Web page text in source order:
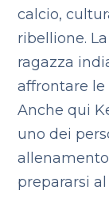
calcio,
ribellione.
ragazza
affrontare
Anche qui
uno dei
prepararsi